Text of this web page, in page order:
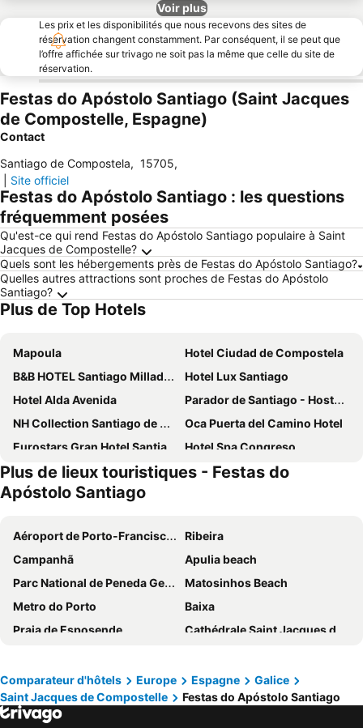
Voir plus
Les prix et les disponibilités que nous recevons des sites de
réservation changent constamment. Par conséquent, il se peut que
l’offre affichée sur trivago ne soit pas la même que celle du site de
réservation.
Festas do Apóstolo Santiago (Saint Jacques
de Compostelle, Espagne)
Contact
Santiago de Compostela, 15705,
Site officiel
Festas do Apóstolo Santiago : les questions
fréquemment posées
Qu'est-ce qui rend Festas do Apóstolo Santiago populaire à Saint
Jacques de Compostelle?
Quels sont les hébergements près de Festas do Apóstolo Santiago?
Quelles autres attractions sont proches de Festas do Apóstolo
Santiago?
Plus de Top Hotels
Mapoula
Hotel Ciudad de Compostela
B&B HOTEL Santiago Milladoiro
Hotel Lux Santiago
Hotel Alda Avenida
Parador de Santiago - Hostal Reis Catolicos
NH Collection Santiago de Compostela
Oca Puerta del Camino Hotel
Eurostars Gran Hotel Santiago
Hotel Spa Congreso
Lemonade Stays Santiago de Compostela
Hotel Santiago Plaza Affiliated by Meliá
Hotel Balneario de Compostela
Hotel Faranda Los Tilos, Ascend Hotel Collection
Hotel Santiago Apostol
Hotel Congreso
Hotel Scala
Hotel Universal
Eurostars Araguaney
Eurostars San Lazaro
Exe Peregrino
Hotel Compostela
Gran Hotel Los Abetos
Pension Residencia F&F
Nest Style Santiago ex Maycar
Hotel Praza Quintana
Hotel Restaurante America
Plus de lieux touristiques - Festas do
Apóstolo Santiago
Aéroport de Porto-Francisco Sá-Carneiro
Ribeira
Campanhã
Apulia beach
Parc National de Peneda Gerês
Matosinhos Beach
Metro do Porto
Baixa
Praia de Esposende
Cathédrale Saint Jacques de Compostelle
Termas de Chaves - Spa do Imperador
Stade du Dragon
Cean
Samil
Parque aquático de Amarante
Comparateur d'hôtels Europe Espagne
Galice
Saint Jacques de Compostelle
Festas do Apóstolo Santiago